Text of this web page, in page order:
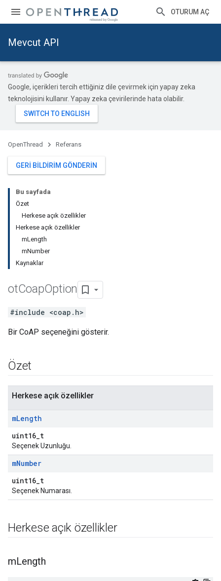
OTURUM AÇ
Mevcut API
Google, içerikleri tercih ettiğiniz dile çevirmek için yapay zeka
teknolojisini kullanır. Yapay zeka çevirilerinde hata olabilir.
OpenThread Referans
GERI BILDIRIM GÖNDERIN
Bu sayfada
Özet
Herkese açık özellikler
Herkese açık özellikler
mLength
mNumber
Kaynaklar
otCoapOption
#include <coap.h>
Bir CoAP seçeneğini gösterir.
Özet
Herkese açık özellikler
mLength
uint16_t
Seçenek Uzunluğu.
mNumber
uint16_t
Seçenek Numarası.
Herkese açık özellikler
mLength